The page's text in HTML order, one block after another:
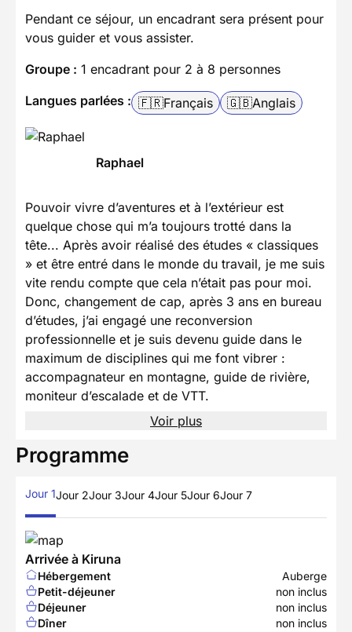
Pendant ce séjour, un encadrant sera présent pour
vous guider et vous assister.
Groupe : 1 encadrant pour 2 à 8 personnes
Langues parlées : 🇫🇷Français 🇬🇧Anglais
Raphael
Pouvoir vivre d’aventures et à l’extérieur est
quelque chose qui m’a toujours trotté dans la
tête... Après avoir réalisé des études « classiques
» et être entré dans le monde du travail, je me suis
vite rendu compte que cela n’était pas pour moi.
Donc, changement de cap, après 3 ans en bureau
d’études, j’ai engagé une reconversion
professionnelle et je suis devenu guide dans le
maximum de disciplines qui me font vibrer :
accompagnateur en montagne, guide de rivière,
moniteur d’escalade et de VTT.
Voir plus
Programme
Jour 1Jour 2Jour 3Jour 4Jour 5Jour 6Jour 7
Arrivée à Kiruna
Hébergement
Auberge
Petit-déjeuner
non inclus
Déjeuner
non inclus
Dîner
non inclus